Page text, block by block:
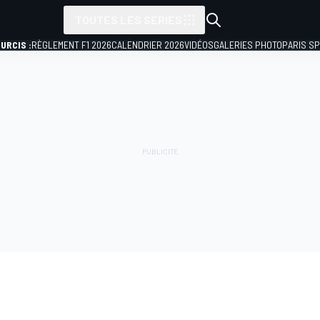
:RÈGLEMENT F1 2026CALENDRIER 2026VIDÉOSGALERIES PHOTOPARIS